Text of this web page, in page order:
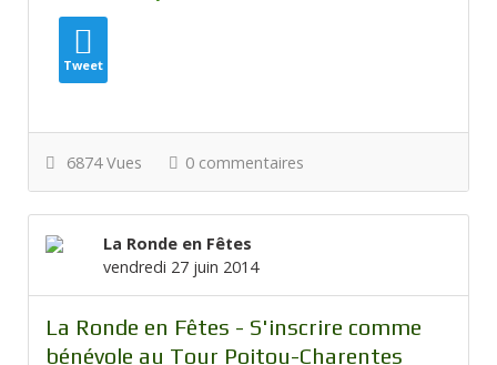
Tweet
6874 Vues 0 commentaires
La Ronde en Fêtes
vendredi 27 juin 2014
La Ronde en Fêtes - S'inscrire comme
bénévole au Tour Poitou-Charentes